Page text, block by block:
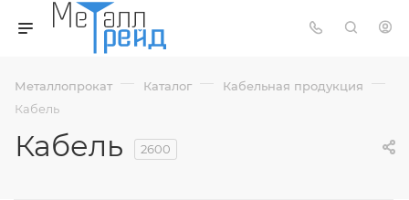
Металлопрокат — Каталог — Кабельная продукция —
Кабель
Кабель 2600